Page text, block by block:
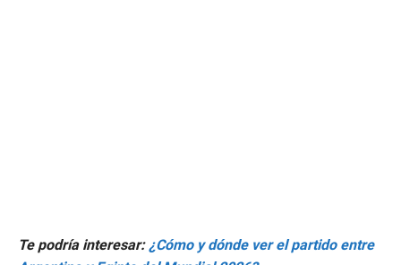
Te podría interesar:¿Cómo y dónde ver el partido entre